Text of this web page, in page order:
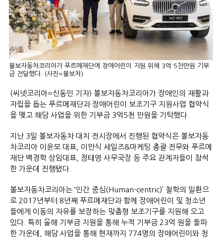
볼보자동차코리아가 푸르메재단에 장애어린이 지원 위해 3억 5천만원 기부
금 전달했다. (사진=볼보차)
(씨넷코리아=신동민 기자) 볼보자동차코리아가 장애인의 재활과
자립을 돕는 푸르메재단과 장애어린이 보조기구 지원사업 협약식
을 맺고 해당 사업을 위한 기부금 3억5천 만원을 기탁했다.
지난 3일 볼보자동차 대치 전시장에서 진행된 협약식은 볼보자동
차코리아 이윤모 대표, 이만식 세일즈&마케팅 총괄 전무와 푸르메
재단 백경학 상임대표, 정태영 사무국장 등 주요 관계자들이 참석
한 가운데 진행됐다.
볼보자동차코리아는 ‘인간 중심(Human-centric)’ 철학의 일환으
로 2017년부터 8년째 푸르메재단과 함께 장애어린이 및 청소년
들에게 이동의 자유를 보장하는 맞춤형 보조기구를 지원해 오고
있다. 특히 올해 기부금 지원을 통해 누적 기부금 23억 원을 돌파
한 가운데, 해당 사업을 통해 현재까지 774명의 장애어린이와 청